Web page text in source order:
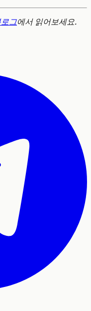
그에서 읽어보세요.